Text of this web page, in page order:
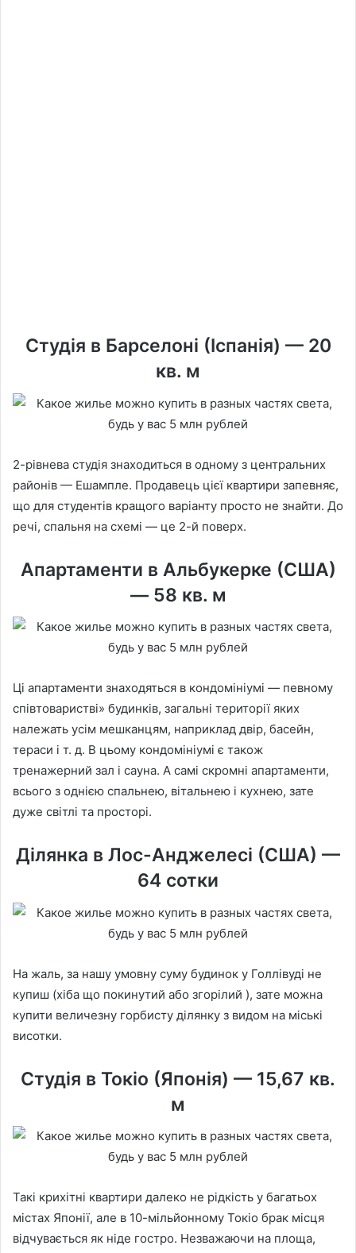
Студія в Барселоні (Іспанія) — 20
кв. м
2-рівнева студія знаходиться в одному з центральних
районів — Ешампле. Продавець цієї квартири запевняє,
що для студентів кращого варіанту просто не знайти. До
речі, спальня на схемі — це 2-й поверх.
Апартаменти в Альбукерке (США)
— 58 кв. м
Ці апартаменти знаходяться в кондомініумі — певному
співтоваристві» будинків, загальні території яких
належать усім мешканцям, наприклад двір, басейн,
тераси і т. д. В цьому кондомініумі є також
тренажерний зал і сауна. А самі скромні апартаменти,
всього з однією спальнею, вітальнею і кухнею, зате
дуже світлі та просторі.
Ділянка в Лос-Анджелесі (США) —
64 сотки
На жаль, за нашу умовну суму будинок у Голлівуді не
купиш (хіба що покинутий або згорілий ), зате можна
купити величезну горбисту ділянку з видом на міські
висотки.
Студія в Токіо (Японія) — 15,67 кв.
м
Такі крихітні квартири далеко не рідкість у багатьох
містах Японії, але в 10-мільйонному Токіо брак місця
відчувається як ніде гостро. Незважаючи на площа,